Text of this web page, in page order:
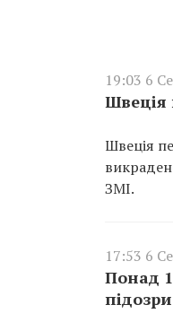
19:03 6
Швеція
Швеція
ЗМІ.
17:53 6
Понад
підозри